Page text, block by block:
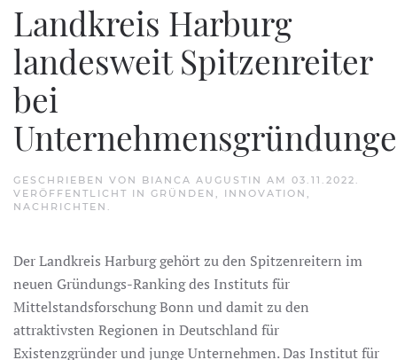
Landkreis Harburg
landesweit Spitzenreiter
bei
GESCHRIEBEN VON BIANCA AUGUSTIN AM 03.11.2022 .
VERÖFFENTLICHT IN GRÜNDEN , INNOVATION ,
NACHRICHTEN .
Der Landkreis Harburg gehört zu den Spitzenreitern im
neuen Gründungs-Ranking des Instituts für
Mittelstandsforschung Bonn und damit zu den
attraktivsten Regionen in Deutschland für
Existenzgründer und junge Unternehmen. Das Institut für